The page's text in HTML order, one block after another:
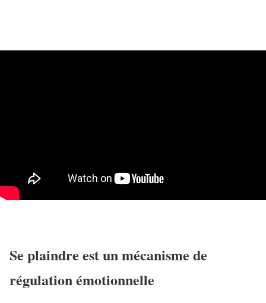
Se plaindre est un mécanisme de
régulation émotionnelle